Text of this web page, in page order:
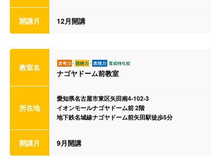
開講月 12月開講
教室名
ナゴヤドーム前教室
所在地
愛知県名古屋市東区矢田南4-102-3
イオンモールナゴヤドーム前 2階
地下鉄名城線ナゴヤドーム前矢田駅徒歩5分
開講月 9月開講